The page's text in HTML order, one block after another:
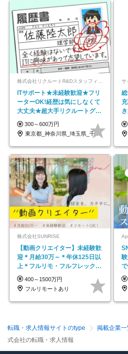
株式会社リクルートR&Dスタッフィング【リクルートグループ】
ITサポート★未経験歓迎★フリ
ーターOK!経歴は気にしなくて
大丈夫★超大手リクルートグル
ープの正社員/sg
300～600万円
東京都_神奈川県_埼玉県_千葉県_大阪府…
サ
株式会社SUNRISE
【動画クリエイター】未経験歓
迎＊月給30万～＊年休125日以
上＊フルリモ・フルフレックス
◆10名の採用が決定◆
400～1500万円
フルリモートあり
転職・求人情報サイトのtype 掲載企業
式会社の転職・求人情報